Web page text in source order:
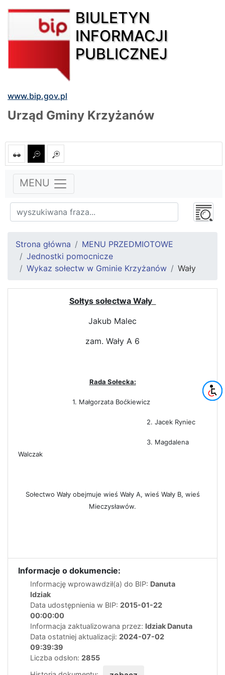
BIULETYN
INFORMACJI
PUBLICZNEJ
www.bip.gov.pl
Urząd Gminy Krzyżanów
MENU
Strona główna
MENU PRZEDMIOTOWE
Jednostki pomocnicze
Wykaz sołectw w Gminie Krzyżanów
Wały
Sołtys sołectwa Wały
Jakub Malec
zam. Wały A 6
Rada Sołecka:
1. Małgorzata Boćkiewicz
2. Jacek Ryniec
3. Magdalena
Walczak
Sołectwo Wały obejmuje wieś Wały A, wieś Wały B, wieś
Mieczysławów.
Informacje o dokumencie:
Informację wprowawdził(a) do BIP: Danuta
Idziak
Data udostępnienia w BIP: 2015-01-22
00:00:00
Informacja zaktualizowana przez: Idziak Danuta
Data ostatniej aktualizacji: 2024-07-02
09:39:39
Liczba odsłon: 2855